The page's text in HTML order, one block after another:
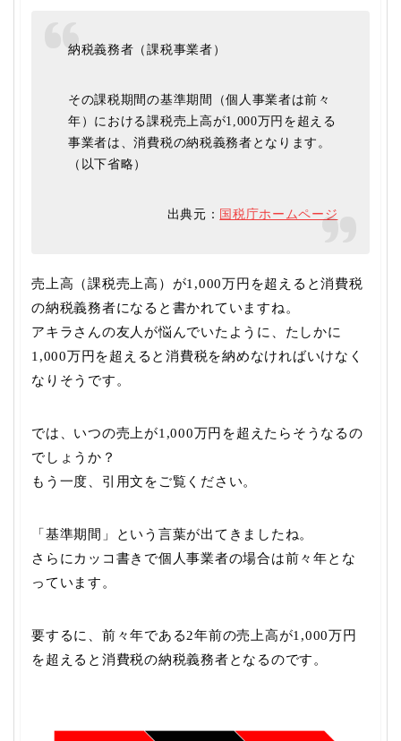
納税義務者（課税事業者）
その課税期間の基準期間（個人事業者は前々
年）における課税売上高が1,000万円を超える
事業者は、消費税の納税義務者となります。
（以下省略）
出典元： 国税庁ホームページ
売上高（課税売上高）が1,000万円を超えると消費税
の納税義務者になると書かれていますね。
アキラさんの友人が悩んでいたように、たしかに
1,000万円を超えると消費税を納めなければいけなく
なりそうです。
では、いつの売上が1,000万円を超えたらそうなるの
でしょうか？
もう一度、引用文をご覧ください。
「基準期間」という言葉が出てきましたね。
さらにカッコ書きで個人事業者の場合は前々年とな
っています。
要するに、前々年である2年前の売上高が1,000万円
を超えると消費税の納税義務者となるのです。